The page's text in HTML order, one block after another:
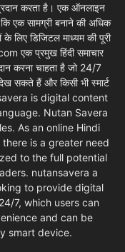
करता है। एक ऑनलाइन
एक सामग्री बनाने की अधिक
लिए डिजिटल माध्यम की पूरी
एक प्रमुख हिंदी समाचार
करना चाहता है जो 24/7
सकते हैं और किसी भी स्मार्ट
is digital content
Nutan Savera
As an online Hindi
is a greater need
to the full potential
nutansavera a
to provide digital
7, which users can
and can be
smart device.